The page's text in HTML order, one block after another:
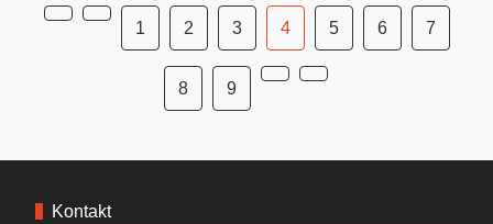
1 2 3 4 5 6 7
8 9
Kontakt